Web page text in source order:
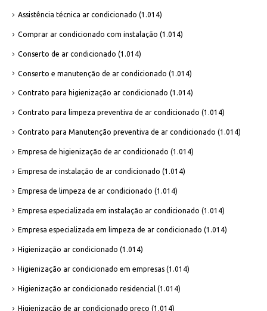
Assistência técnica ar condicionado (1.014)
Comprar ar condicionado com instalação (1.014)
Conserto de ar condicionado (1.014)
Conserto e manutenção de ar condicionado (1.014)
Contrato para higienização ar condicionado (1.014)
Contrato para limpeza preventiva de ar condicionado (1.014)
Contrato para Manutenção preventiva de ar condicionado (1.014)
Empresa de higienização de ar condicionado (1.014)
Empresa de instalação de ar condicionado (1.014)
Empresa de limpeza de ar condicionado (1.014)
Empresa especializada em instalação ar condicionado (1.014)
Empresa especializada em limpeza de ar condicionado (1.014)
Higienização ar condicionado (1.014)
Higienização ar condicionado em empresas (1.014)
Higienização ar condicionado residencial (1.014)
Higienização de ar condicionado preço (1.014)